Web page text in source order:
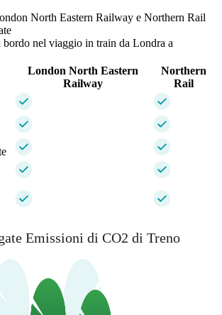
North Eastern Railway e Northern Rail
nel viaggio in train da Londra a
London North Eastern
Railway
Northern
Rail
Emissioni di CO2 di Treno